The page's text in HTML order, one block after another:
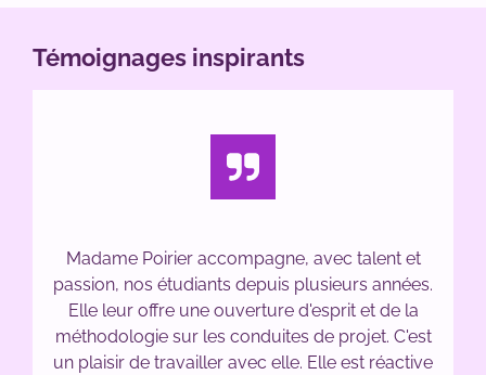
Témoignages inspirants
Madame Poirier accompagne, avec talent et
passion, nos étudiants depuis plusieurs années.
Elle leur offre une ouverture d'esprit et de la
méthodologie sur les conduites de projet. C'est
un plaisir de travailler avec elle. Elle est réactive